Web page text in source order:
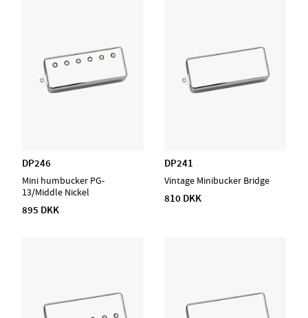
DP246
Mini humbucker PG-
13/Middle Nickel
895 DKK
DP241
Vintage Minibucker Bridge
810 DKK